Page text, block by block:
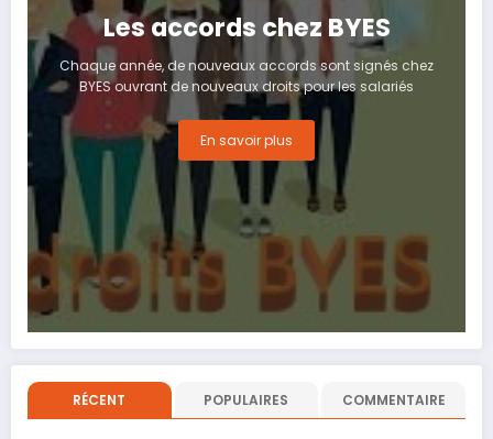
Les accords chez BYES
Chaque année, de nouveaux accords sont signés chez
BYES ouvrant de nouveaux droits pour les salariés
En savoir plus
RÉCENT POPULAIRES COMMENTAIRE